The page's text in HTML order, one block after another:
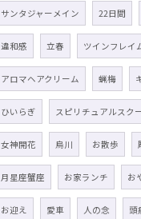
サンタジャーメイン 22日間
違和感 立春 ツインフレイ
アロマヘアクリーム 蝋梅
ひいらぎ スピリチュアルスク
女神開花 烏川 お散歩
月星座蟹座 お家ランチ お
お迎え 愛車 人の念 頭